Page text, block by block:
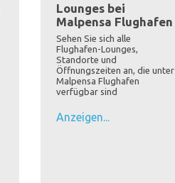
Lounges bei
Malpensa Flughafen
Sehen Sie sich alle
Flughafen-Lounges,
Standorte und
Öffnungszeiten an, die unter
Malpensa Flughafen
verfügbar sind
Anzeigen...